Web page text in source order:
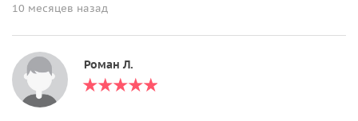
10 месяцев назад
Роман Л.